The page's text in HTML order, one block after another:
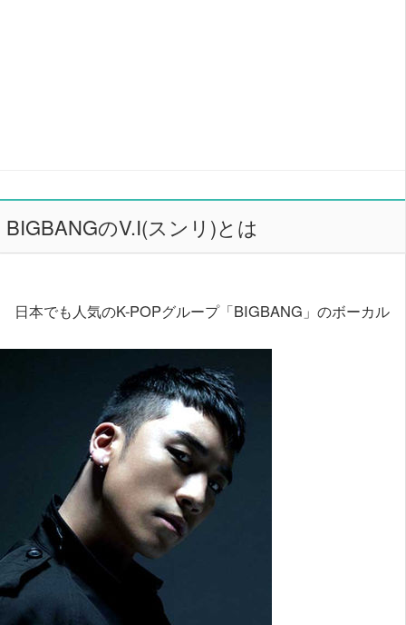
BIGBANGのV.I(スンリ)とは
日本でも人気のK-POPグループ「BIGBANG」のボーカル